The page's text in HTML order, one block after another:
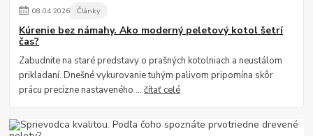
08.04.2026 Články
Kúrenie bez námahy. Ako moderný peletový kotol šetrí
čas?
Zabudnite na staré predstavy o prašných kotolniach a neustálom
prikladaní. Dnešné vykurovanie tuhým palivom pripomína skôr
prácu precízne nastaveného ...čítať celé